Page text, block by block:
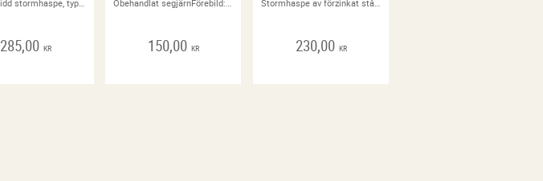
Handsmidd stormhaspe, typ 1800-tal. 95 mm. Obehandlat stål.
285,00 KR 150,00 KR 230,00 KR